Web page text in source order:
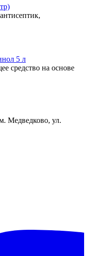
5 л
средство на основе
Медведково, ул.